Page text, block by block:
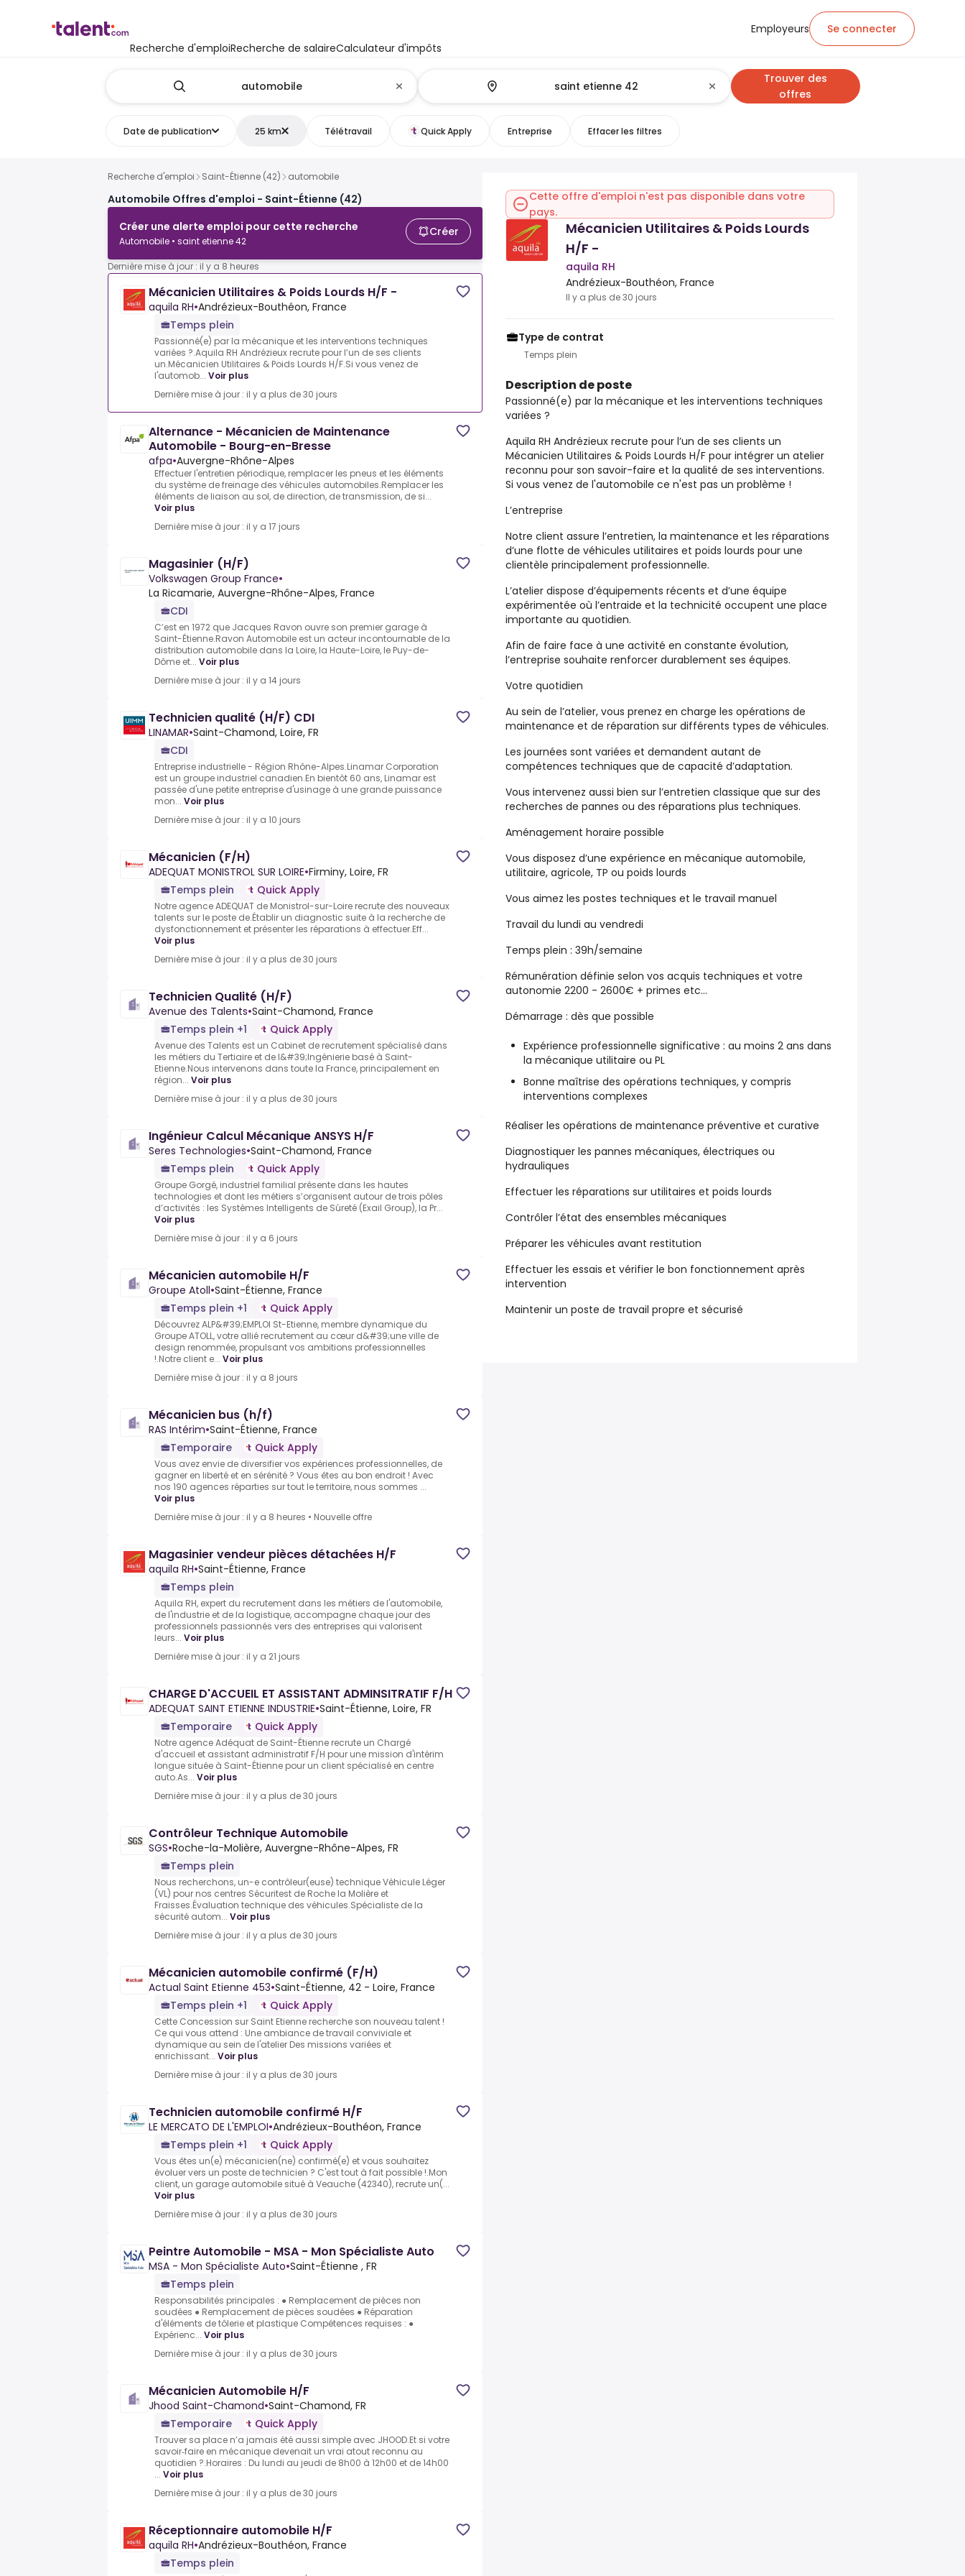
Recherche d'emploiRecherche de salaireCalculateur d'impôts
Employeurs Se connecter
Trouver des
offres
Date de publication 25 km Télétravail Quick Apply Entreprise Effacer les filtres
Recherche d'emploi Saint-Étienne (42) automobile
Automobile Offres d'emploi - Saint-Étienne (42)
Créer une alerte emploi pour cette recherche
Automobile • saint etienne 42
Créer
Dernière mise à jour : il y a 8 heures
Mécanicien Utilitaires & Poids Lourds H/F -
aquila RH•Andrézieux-Bouthéon, France
Temps plein
Passionné(e) par la mécanique et les interventions techniques
variées ?.Aquila RH Andrézieux recrute pour l’un de ses clients
un.Mécanicien Utilitaires & Poids Lourds H/F.Si vous venez de
l'automob... Voir plus
Dernière mise à jour : il y a plus de 30 jours
Alternance - Mécanicien de Maintenance
Automobile - Bourg-en-Bresse
afpa•Auvergne-Rhône-Alpes
Effectuer l'entretien périodique, remplacer les pneus et les éléments
du système de freinage des véhicules automobiles.Remplacer les
éléments de liaison au sol, de direction, de transmission, de si...
Voir plus
Dernière mise à jour : il y a 17 jours
Magasinier (H/F)
Volkswagen Group France•
La Ricamarie, Auvergne-Rhône-Alpes, France
CDI
C’est en 1972 que Jacques Ravon ouvre son premier garage à
Saint-Étienne.Ravon Automobile est un acteur incontournable de la
distribution automobile dans la Loire, la Haute-Loire, le Puy-de-
Dôme et... Voir plus
Dernière mise à jour : il y a 14 jours
Technicien qualité (H/F) CDI
LINAMAR•Saint-Chamond, Loire, FR
CDI
Entreprise industrielle - Région Rhône-Alpes.Linamar Corporation
est un groupe industriel canadien.En bientôt 60 ans, Linamar est
passée d'une petite entreprise d'usinage à une grande puissance
mon... Voir plus
Dernière mise à jour : il y a 10 jours
Mécanicien (F/H)
ADEQUAT MONISTROL SUR LOIRE•Firminy, Loire, FR
Temps plein
Quick Apply
Notre agence ADEQUAT de Monistrol-sur-Loire recrute des nouveaux
talents sur le poste de.Établir un diagnostic suite à la recherche de
dysfonctionnement et présenter les réparations à effectuer.Eff...
Voir plus
Dernière mise à jour : il y a plus de 30 jours
Technicien Qualité (H/F)
Avenue des Talents•Saint-Chamond, France
Temps plein +1
Quick Apply
Avenue des Talents est un Cabinet de recrutement spécialisé dans
les métiers du Tertiaire et de l&#39;Ingénierie basé à Saint-
Etienne.Nous intervenons dans toute la France, principalement en
région... Voir plus
Dernière mise à jour : il y a plus de 30 jours
Ingénieur Calcul Mécanique ANSYS H/F
Seres Technologies•Saint-Chamond, France
Temps plein
Quick Apply
Groupe Gorgé, industriel familial présente dans les hautes
technologies et dont les métiers s’organisent autour de trois pôles
d’activités : les Systèmes Intelligents de Sûreté (Exail Group), la Pr...
Voir plus
Dernière mise à jour : il y a 6 jours
Mécanicien automobile H/F
Groupe Atoll•Saint-Étienne, France
Temps plein +1
Quick Apply
Découvrez ALP&#39;EMPLOI St-Etienne, membre dynamique du
Groupe ATOLL, votre allié recrutement au cœur d&#39;une ville de
design renommée, propulsant vos ambitions professionnelles
!.Notre client e... Voir plus
Dernière mise à jour : il y a 8 jours
Mécanicien bus (h/f)
RAS Intérim•Saint-Étienne, France
Temporaire
Quick Apply
Vous avez envie de diversifier vos expériences professionnelles, de
gagner en liberté et en sérénité ? Vous êtes au bon endroit ! Avec
nos 190 agences réparties sur tout le territoire, nous sommes ...
Voir plus
Dernière mise à jour : il y a 8 heures • Nouvelle offre
Magasinier vendeur pièces détachées H/F
aquila RH•Saint-Étienne, France
Temps plein
Aquila RH, expert du recrutement dans les métiers de l'automobile,
de l'industrie et de la logistique, accompagne chaque jour des
professionnels passionnés vers des entreprises qui valorisent
leurs... Voir plus
Dernière mise à jour : il y a 21 jours
CHARGE D'ACCUEIL ET ASSISTANT ADMINSITRATIF F/H
ADEQUAT SAINT ETIENNE INDUSTRIE•Saint-Étienne, Loire, FR
Temporaire
Quick Apply
Notre agence Adéquat de Saint-Étienne recrute un Chargé
d'accueil et assistant administratif F/H pour une mission d'intérim
longue située à Saint-Étienne pour un client spécialisé en centre
auto.As... Voir plus
Dernière mise à jour : il y a plus de 30 jours
Contrôleur Technique Automobile
SGS•Roche-la-Molière, Auvergne-Rhône-Alpes, FR
Temps plein
Nous recherchons, un-e contrôleur(euse) technique Véhicule Léger
(VL) pour nos centres Sécuritest de Roche la Molière et
Fraisses.Évaluation technique des véhicules.Spécialiste de la
sécurité autom... Voir plus
Dernière mise à jour : il y a plus de 30 jours
Mécanicien automobile confirmé (F/H)
Actual Saint Etienne 453•Saint-Étienne, 42 - Loire, France
Temps plein +1
Quick Apply
Cette Concession sur Saint Etienne recherche son nouveau talent !
Ce qui vous attend : Une ambiance de travail conviviale et
dynamique au sein de l'atelier Des missions variées et
enrichissant... Voir plus
Dernière mise à jour : il y a plus de 30 jours
Technicien automobile confirmé H/F
LE MERCATO DE L'EMPLOI•Andrézieux-Bouthéon, France
Temps plein +1
Quick Apply
Vous êtes un(e) mécanicien(ne) confirmé(e) et vous souhaitez
évoluer vers un poste de technicien ? C'est tout à fait possible !.Mon
client, un garage automobile situé à Veauche (42340), recrute un(...
Voir plus
Dernière mise à jour : il y a plus de 30 jours
Peintre Automobile - MSA - Mon Spécialiste Auto
MSA - Mon Spécialiste Auto•Saint-Étienne , FR
Temps plein
Responsabilités principales : ● Remplacement de pièces non
soudées ● Remplacement de pièces soudées ● Réparation
d'éléments de tôlerie et plastique Compétences requises : ●
Expérienc... Voir plus
Dernière mise à jour : il y a plus de 30 jours
Mécanicien Automobile H/F
Jhood Saint-Chamond•Saint-Chamond, FR
Temporaire
Quick Apply
Trouver sa place n’a jamais été aussi simple avec JHOOD.Et si votre
savoir‑faire en mécanique devenait un vrai atout reconnu au
quotidien ?.Horaires : Du lundi au jeudi de 8h00 à 12h00 et de 14h00
... Voir plus
Dernière mise à jour : il y a plus de 30 jours
Réceptionnaire automobile H/F
aquila RH•Andrézieux-Bouthéon, France
Temps plein
Cette offre d'emploi n'est pas disponible dans votre
pays.
Mécanicien Utilitaires & Poids Lourds
H/F -
aquila RH
Andrézieux-Bouthéon, France
Il y a plus de 30 jours
Type de contrat
Temps plein
Description de poste
Passionné(e) par la mécanique et les interventions techniques
variées ?
Aquila RH Andrézieux recrute pour l’un de ses clients un
Mécanicien Utilitaires & Poids Lourds H/F pour intégrer un atelier
reconnu pour son savoir-faire et la qualité de ses interventions.
Si vous venez de l'automobile ce n'est pas un problème !
L’entreprise
Notre client assure l’entretien, la maintenance et les réparations
d’une flotte de véhicules utilitaires et poids lourds pour une
clientèle principalement professionnelle.
L’atelier dispose d’équipements récents et d’une équipe
expérimentée où l’entraide et la technicité occupent une place
importante au quotidien.
Afin de faire face à une activité en constante évolution,
l’entreprise souhaite renforcer durablement ses équipes.
Votre quotidien
Au sein de l’atelier, vous prenez en charge les opérations de
maintenance et de réparation sur différents types de véhicules.
Les journées sont variées et demandent autant de
compétences techniques que de capacité d’adaptation.
Vous intervenez aussi bien sur l’entretien classique que sur des
recherches de pannes ou des réparations plus techniques.
Aménagement horaire possible
Vous disposez d’une expérience en mécanique automobile,
utilitaire, agricole, TP ou poids lourds
Vous aimez les postes techniques et le travail manuel
Travail du lundi au vendredi
Temps plein : 39h/semaine
Rémunération définie selon vos acquis techniques et votre
autonomie 2200 - 2600€ + primes etc...
Démarrage : dès que possible
Expérience professionnelle significative : au moins 2 ans dans
la mécanique utilitaire ou PL
Bonne maîtrise des opérations techniques, y compris
interventions complexes
Réaliser les opérations de maintenance préventive et curative
Diagnostiquer les pannes mécaniques, électriques ou
hydrauliques
Effectuer les réparations sur utilitaires et poids lourds
Contrôler l’état des ensembles mécaniques
Préparer les véhicules avant restitution
Effectuer les essais et vérifier le bon fonctionnement après
intervention
Maintenir un poste de travail propre et sécurisé